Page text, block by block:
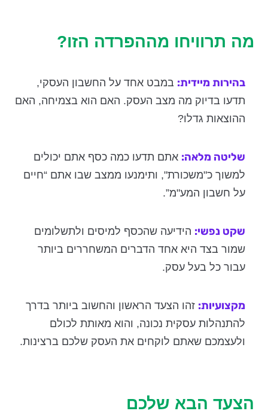
מה תרוויחו מההפרדה הזו?
בהירות מיידית: במבט אחד על החשבון העסקי,
תדעו בדיוק מה מצב העסק. האם הוא בצמיחה, האם
ההוצאות גדלו?
שליטה מלאה: אתם תדעו כמה כסף אתם יכולים
למשוך כ"משכורת", ותימנעו ממצב שבו אתם “חיים
על חשבון המע"מ”.
שקט נפשי: הידיעה שהכסף למיסים ולתשלומים
שמור בצד היא אחד הדברים המשחררים ביותר
עבור כל בעל עסק.
מקצועיות: זהו הצעד הראשון והחשוב ביותר בדרך
להתנהלות עסקית נכונה, והוא מאותת לכולם
ולעצמכם שאתם לוקחים את העסק שלכם ברצינות.
הצעד הבא שלכם